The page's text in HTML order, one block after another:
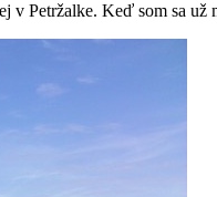
v Petržalke. Keď som sa